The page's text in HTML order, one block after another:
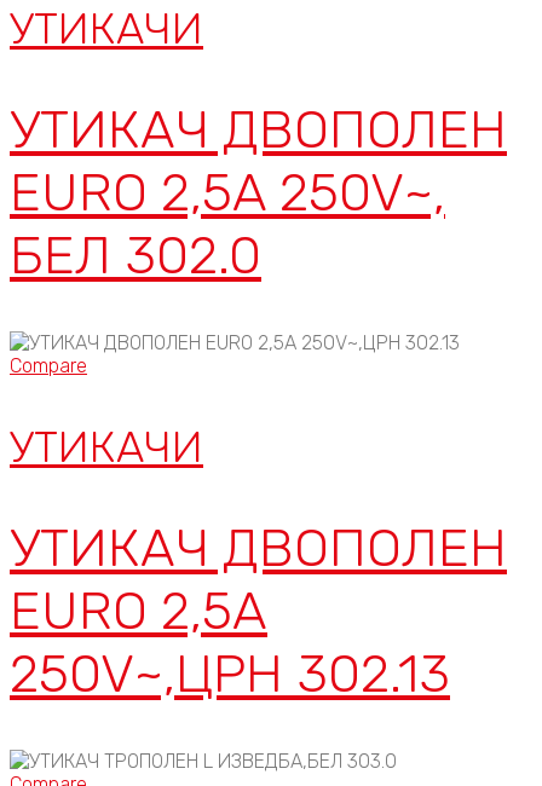
УТИКАЧИ
УТИКАЧ ДВОПОЛЕН
EURO 2,5A 250V~,
БЕЛ 302.0
Compare
УТИКАЧИ
УТИКАЧ ДВОПОЛЕН
EURO 2,5A
250V~,ЦРН 302.13